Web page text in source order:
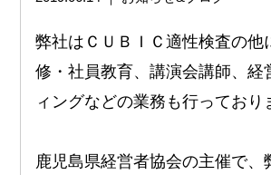
弊社はＣＵＢＩＣ適性検査の他
修・社員教育、講演会講師、経
ィングなどの業務も行っており
鹿児島県経営者協会の主催で、